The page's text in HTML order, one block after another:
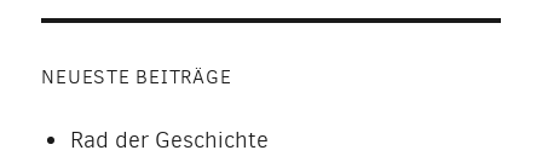
NEUESTE BEITRÄGE
Rad der Geschichte